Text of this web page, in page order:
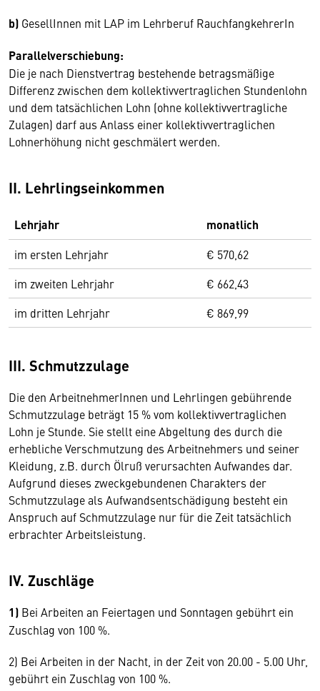
b) GesellInnen mit LAP im Lehrberuf RauchfangkehrerIn
Parallelverschiebung:
Die je nach Dienstvertrag bestehende betragsmäßige
Differenz zwischen dem kollektivvertraglichen Stundenlohn
und dem tatsächlichen Lohn (ohne kollektivvertragliche
Zulagen) darf aus Anlass einer kollektivvertraglichen
Lohnerhöhung nicht geschmälert werden.
II. Lehrlingseinkommen
Lehrjahr monatlich
im ersten Lehrjahr
€ 570,62
im zweiten Lehrjahr
€ 662,43
im dritten Lehrjahr
€ 869,99
III. Schmutzzulage
Die den ArbeitnehmerInnen und Lehrlingen gebührende
Schmutzzulage beträgt 15 % vom kollektivvertraglichen
Lohn je Stunde. Sie stellt eine Abgeltung des durch die
erhebliche Verschmutzung des Arbeitnehmers und seiner
Kleidung, z.B. durch Ölruß verursachten Aufwandes dar.
Aufgrund dieses zweckgebundenen Charakters der
Schmutzzulage als Aufwandsentschädigung besteht ein
Anspruch auf Schmutzzulage nur für die Zeit tatsächlich
erbrachter Arbeitsleistung.
IV. Zuschläge
1) Bei Arbeiten an Feiertagen und Sonntagen gebührt ein
Zuschlag von 100 %.
2) Bei Arbeiten in der Nacht, in der Zeit von 20.00 - 5.00 Uhr,
gebührt ein Zuschlag von 100 %.